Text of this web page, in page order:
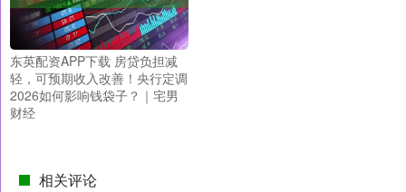
东英配资APP下载 房贷负担减
轻，可预期收入改善！央行定调
2026如何影响钱袋子？｜宅男
财经
相关评论